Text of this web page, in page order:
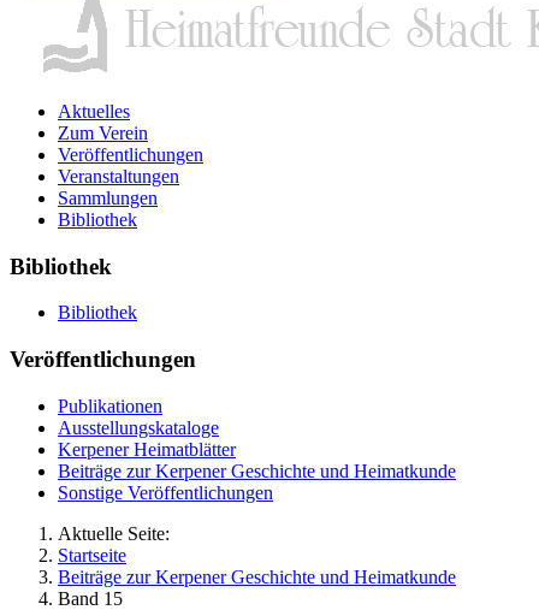
Aktuelles
Zum Verein
Veröffentlichungen
Veranstaltungen
Sammlungen
Bibliothek
Bibliothek
Bibliothek
Veröffentlichungen
Publikationen
Ausstellungskataloge
Kerpener Heimatblätter
Beiträge zur Kerpener Geschichte und Heimatkunde
Sonstige Veröffentlichungen
Aktuelle Seite:
Startseite
Beiträge zur Kerpener Geschichte und Heimatkunde
Band 15